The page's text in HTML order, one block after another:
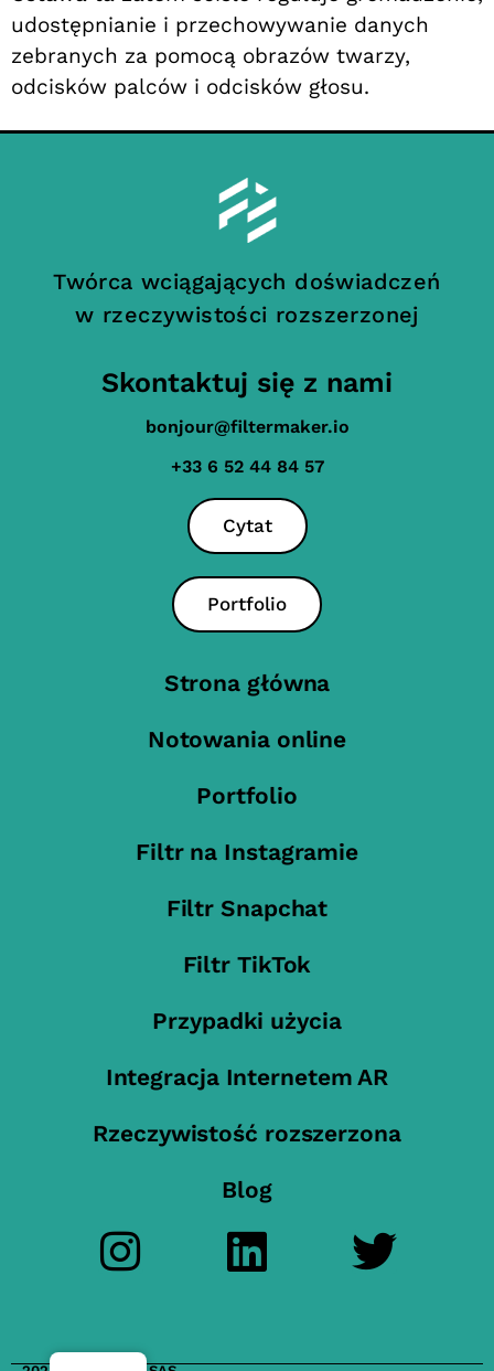
udostępnianie i przechowywanie danych
zebranych za pomocą obrazów twarzy,
odcisków palców i odcisków głosu.
Twórca wciągających doświadczeń
w rzeczywistości rozszerzonej
Skontaktuj się z nami
bonjour@filtermaker.io
+33 6 52 44 84 57
Cytat
Portfolio
Strona główna
Notowania online
Portfolio
Filtr na Instagramie
Filtr Snapchat
Filtr TikTok
Przypadki użycia
Integracja Internetem AR
Rzeczywistość rozszerzona
Blog